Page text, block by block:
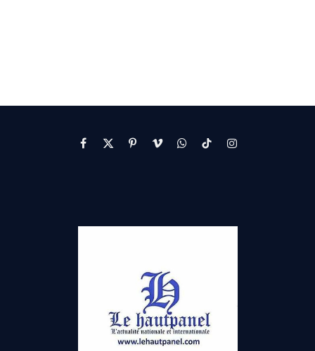
Facebook
X
PinterestVimeoWhatsApp
TikTokInstagram